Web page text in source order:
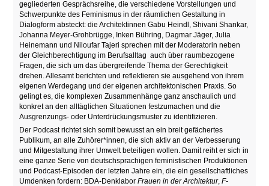
gegliederten Gesprächsreihe, die verschiedene Vorstellungen und
Schwerpunkte des Feminismus in der räumlichen Gestaltung in
Dialogform absteckt: die Architektinnen Gabu Heindl, Shivani Shankar,
Johanna Meyer-Grohbrügge, Inken Bühring, Dagmar Jäger, Julia
Heinemann und Niloufar Tajeri sprechen mit der Moderatorin neben
der Gleichberechtigung im Berufsalltag auch über raumbezogene
Fragen, die sich um das übergreifende Thema der Gerechtigkeit
drehen. Allesamt berichten und reflektieren sie ausgehend von ihrem
eigenen Werdegang und der eigenen architektonischen Praxis. So
gelingt es, die komplexen Zusammenhänge ganz anschaulich und
konkret an den alltäglichen Situationen festzumachen und die
Ausgrenzungs- oder Unterdrückungsmuster zu identifizieren.
Der Podcast richtet sich somit bewusst an ein breit gefächertes
Publikum, an alle Zuhörer*innen, die sich aktiv an der Verbesserung
und Mitgestaltung ihrer Umwelt beteiligen wollen. Damit reiht er sich in
eine ganze Serie von deutschsprachigen feministischen Produktionen
und Podcast-Episoden der letzten Jahre ein, die ein gesellschaftliches
Umdenken fordern: BDA-DenklaborFrauen in der Architektur,F-